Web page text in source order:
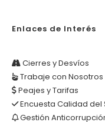
Enlaces de Interés
Cierres y Desvíos
Trabaje con Nosotros
Peajes y Tarifas
Encuesta Calidad del
Gestión